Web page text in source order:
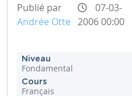
Publié par
Andrée Otte
07-03-
2006 00:00
Niveau
Fondamental
Cours
Français